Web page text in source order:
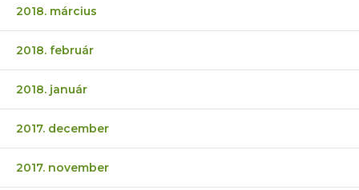
2018. március
2018. február
2018. január
2017. december
2017. november